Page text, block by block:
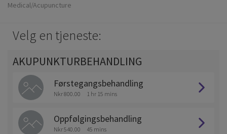
Medical/Acupuncture
Velg en tjeneste:
AKUPUNKTURBEHANDLING
Førstegangsbehandling
Nkr 800.00 1 hr 15 mins
Oppfølgingsbehandling
Nkr 540.00 45 mins